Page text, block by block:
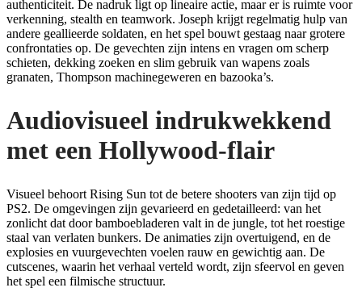
authenticiteit. De nadruk ligt op lineaire actie, maar er is ruimte voor
verkenning, stealth en teamwork. Joseph krijgt regelmatig hulp van
andere geallieerde soldaten, en het spel bouwt gestaag naar grotere
confrontaties op. De gevechten zijn intens en vragen om scherp
schieten, dekking zoeken en slim gebruik van wapens zoals
granaten, Thompson machinegeweren en bazooka’s.
Audiovisueel indrukwekkend
met een Hollywood-flair
Visueel behoort Rising Sun tot de betere shooters van zijn tijd op
PS2. De omgevingen zijn gevarieerd en gedetailleerd: van het
zonlicht dat door bamboebladeren valt in de jungle, tot het roestige
staal van verlaten bunkers. De animaties zijn overtuigend, en de
explosies en vuurgevechten voelen rauw en gewichtig aan. De
cutscenes, waarin het verhaal verteld wordt, zijn sfeervol en geven
het spel een filmische structuur.